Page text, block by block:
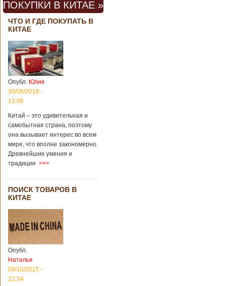
ПОКУПКИ В КИТАЕ »
ЧТО И ГДЕ ПОКУПАТЬ В
КИТАЕ
Опубл. Юлия
30/08/2018 -
13:08
Китай – это удивительная и
самобытная страна, поэтому
она вызывает интерес во всем
мире, что вполне закономерно.
Древнейшие умения и
традиции >>>
ПОИСК ТОВАРОВ В
КИТАЕ
Опубл.
Наталья
09/10/2015 -
22:34